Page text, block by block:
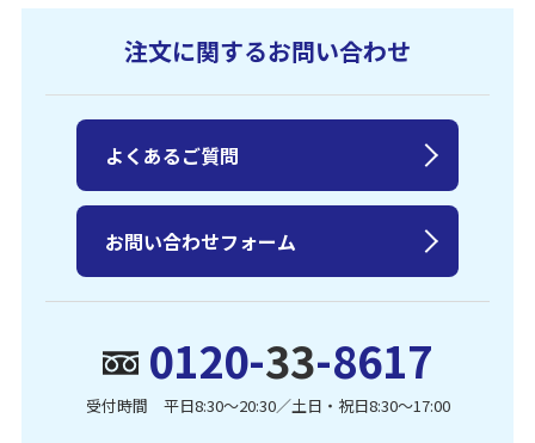
注文に関するお問い合わせ
0120-33-8617
受付時間 平日8:30〜20:30／土日・祝日8:30〜17:00
よくあるご質問
お問い合わせフォーム